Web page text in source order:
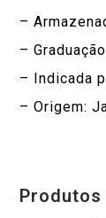
–
–
– Indicada
– Origem: